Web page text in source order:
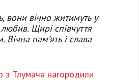
вони вічно житимуть у
любив. Щирі співчуття
Вічна памʼять і слава
з Тлумача нагородили